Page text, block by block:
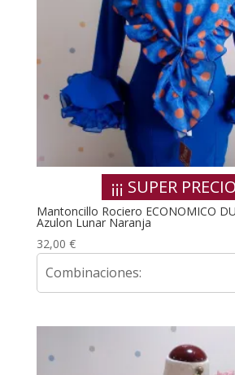
¡¡¡ SUPER
Mantoncillo Rociero ECONOMICO
Azulon Lunar Naranja
32,00 €
Combinaciones: